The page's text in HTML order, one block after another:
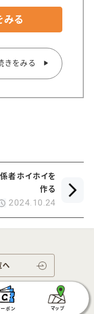
みる
きをみる
者ホイホイを
作る
2024.10.24
へ
ーポン マップ